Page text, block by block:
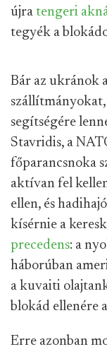
újra tengeri
tegyék a
Bár az ukránok
szállítmányokat,
segítségére
Stavridis, a
főparancsnoka
aktívan fel
ellen, és
kísérnie a
precedens: a
háborúban
a kuvaiti
blokád ellenére
Erre azonban